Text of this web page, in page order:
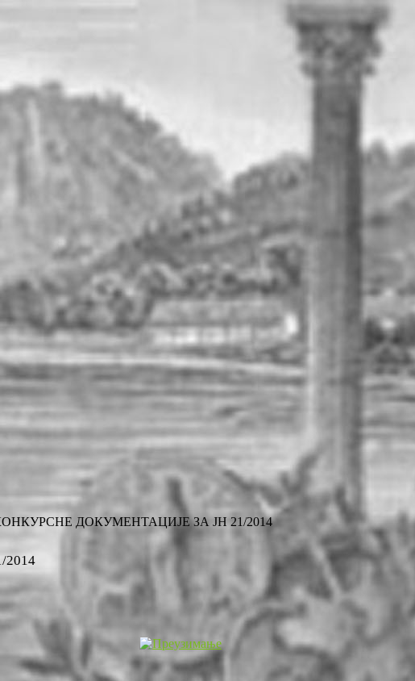
ДОКУМЕНТАЦИЈЕ ЗА ЈН 21/2014